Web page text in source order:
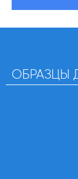
ОБРАЗЦЫ